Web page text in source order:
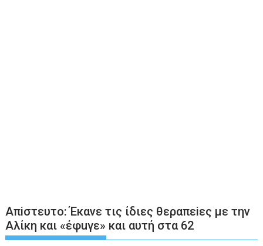
Απiστευτο: Έκανε τις ίδιες θεραπεiες με την
Αλίκη και «έφuγε» και αυτή στα 62